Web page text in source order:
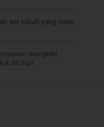
sel tubuh yang tidak
mungkin!
60 hari